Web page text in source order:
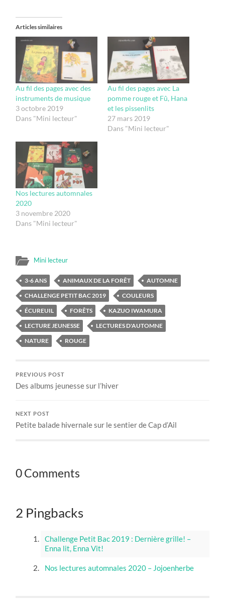
Articles similaires
Au fil des pages avec des
instruments de musique
3 octobre 2019
Dans "Mini lecteur"
Au fil des pages avec La
pomme rouge et Fû, Hana
et les pissenlits
27 mars 2019
Dans "Mini lecteur"
Nos lectures automnales
2020
3 novembre 2020
Dans "Mini lecteur"
Mini lecteur
3-6 ANS ANIMAUX DE LA FORÊT
AUTOMNE
CHALLENGE PETIT BAC 2019
COULEURS
ÉCUREUIL
FORÊTS
KAZUO IWAMURA
LECTURE JEUNESSE
LECTURES D'AUTOMNE
NATURE
ROUGE
PREVIOUS POST
Des albums jeunesse sur l’hiver
NEXT POST
Petite balade hivernale sur le sentier de Cap d’Ail
0 Comments
2 Pingbacks
Challenge Petit Bac 2019 : Dernière grille! –
Enna lit, Enna Vit!
Nos lectures automnales 2020 – Jojoenherbe